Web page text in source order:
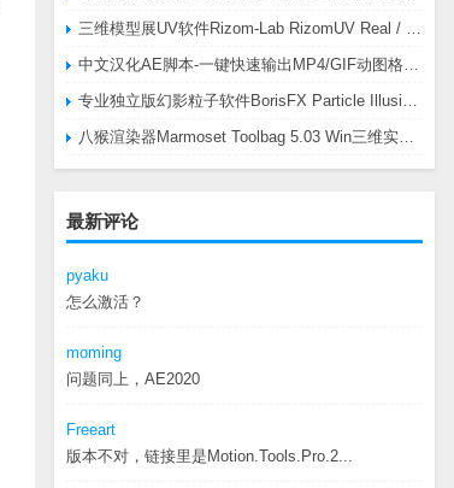
最新评论
pyaku
怎么激活？
moming
问题同上，AE2020
Freeart
版本不对，链接里是Motion.Tools.Pro.2...